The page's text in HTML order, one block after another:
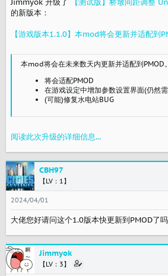
的新版本：
【游戏版本1.1.0】本mod将会更新并适配到
本mod将会在未来数天内更新并适配到PMOD
将会适配PMOD
在游戏设定中增加参数设置界面(仍然
(可能)修复水电站BUG
阅读此次升级的详细信息...
CBH97
【LV：1】
2024/04/01
大佬您好请问这个1.0版本快更新到PMOD了
Jimmyok
【LV：3】